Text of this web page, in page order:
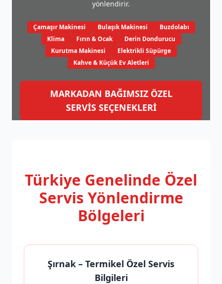
yönlendirir.
Çamaşır Makinesi Bulaşık Makinesi
Buzdolabı
Klima
Fırın & Ocak
Derin Dondurucu
Kurutma Makinesi
Elektrikli Süpürge
Kahve & Küçük Ev Aletleri
MARKADAN BAĞIMSIZ ÖZEL
SERVİS SEÇENEKLERİ
Türkiye Genelinde Özel
Servis Yönlendirme
Bölgeleri
Şırnak – Termikel Özel Servis
Bilgileri